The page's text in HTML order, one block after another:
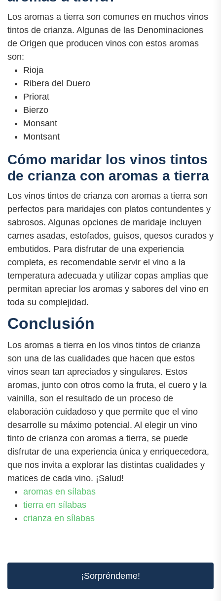
Los aromas a tierra son comunes en muchos vinos
tintos de crianza. Algunas de las Denominaciones
de Origen que producen vinos con estos aromas
son:
Rioja
Ribera del Duero
Priorat
Bierzo
Monsant
Montsant
Cómo maridar los vinos tintos
de crianza con aromas a tierra
Los vinos tintos de crianza con aromas a tierra son
perfectos para maridajes con platos contundentes y
sabrosos. Algunas opciones de maridaje incluyen
carnes asadas, estofados, guisos, quesos curados y
embutidos. Para disfrutar de una experiencia
completa, es recomendable servir el vino a la
temperatura adecuada y utilizar copas amplias que
permitan apreciar los aromas y sabores del vino en
toda su complejidad.
Conclusión
Los aromas a tierra en los vinos tintos de crianza
son una de las cualidades que hacen que estos
vinos sean tan apreciados y singulares. Estos
aromas, junto con otros como la fruta, el cuero y la
vainilla, son el resultado de un proceso de
elaboración cuidadoso y que permite que el vino
desarrolle su máximo potencial. Al elegir un vino
tinto de crianza con aromas a tierra, se puede
disfrutar de una experiencia única y enriquecedora,
que nos invita a explorar las distintas cualidades y
matices de cada vino. ¡Salud!
aromas en sílabas
tierra en sílabas
crianza en sílabas
¡Sorpréndeme!